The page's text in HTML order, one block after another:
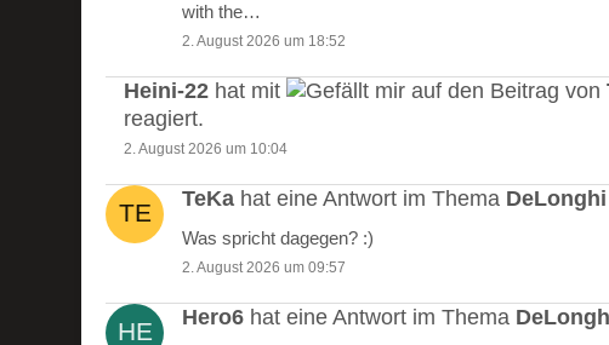
with the…
2. August 2026 um 18:52
Heini-22 hat mit auf den Beitrag von
reagiert.
2. August 2026 um 10:04
TeKa hat eine Antwort im Thema
Was spricht dagegen? :)
2. August 2026 um 09:57
Hero6 hat eine Antwort im Thema